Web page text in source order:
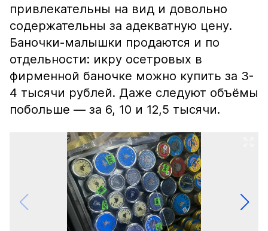
привлекательны на вид и довольно
содержательны за адекватную цену.
Баночки-малышки продаются и по
отдельности: икру осетровых в
фирменной баночке можно купить за 3-
4 тысячи рублей. Даже следуют объёмы
побольше — за 6, 10 и 12,5 тысячи.